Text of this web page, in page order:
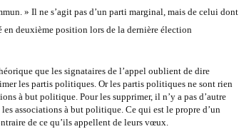
» Il ne s’agit pas d’un parti marginal, mais de celui dont
en deuxième position lors de la dernière élection
que les signataires de l’appel oublient de dire
les partis politiques. Or les partis politiques ne sont rien
à but politique. Pour les supprimer, il n’y a pas d’autre
associations à but politique. Ce qui est le propre d’un
de ce qu’ils appellent de leurs vœux.